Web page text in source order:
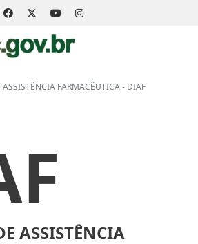
ASSISTÊNCIA FARMACÊUTICA - DIAF
ASSISTÊNCIA